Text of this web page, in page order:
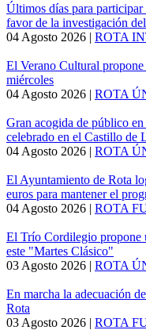
Últimos días para
favor de la investigación
04 Agosto 2026 | ROTA
El Verano Cultural
miércoles
04 Agosto 2026 | ROTA
Gran acogida de público
celebrado en el Castillo de
04 Agosto 2026 | ROTA
El Ayuntamiento de Rota
euros para mantener el
04 Agosto 2026 | ROTA
El Trío Cordilegio propone
este "Martes Clásico"
03 Agosto 2026 | ROTA
En marcha la adecuación
Rota
03 Agosto 2026 | ROTA